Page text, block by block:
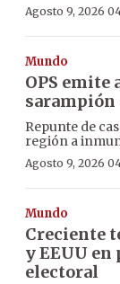
Agosto 9, 2026
Mundo
OPS emite
Repunte de
región a
Agosto 9, 2026
Mundo
Creciente
y EEUU en
electoral